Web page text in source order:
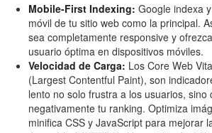
Mobile-First Indexing: Google indexa
móvil de tu sitio web como la principal.
sea completamente responsive y
usuario óptima en dispositivos móviles.
Velocidad de Carga: Los Core Web
(Largest Contentful Paint), son
lento no solo frustra a los usuarios, sino
negativamente tu ranking. Optimiza
minifica CSS y JavaScript para mejorar